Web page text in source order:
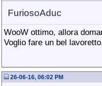
FuriosoAduc
WooW ottimo, allora
Voglio fare un bel
26-06-16, 06:02 PM